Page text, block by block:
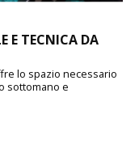
E TECNICA DA
lo spazio necessario
sottomano e